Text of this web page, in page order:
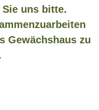
uns bitte.
Gewächshaus zu